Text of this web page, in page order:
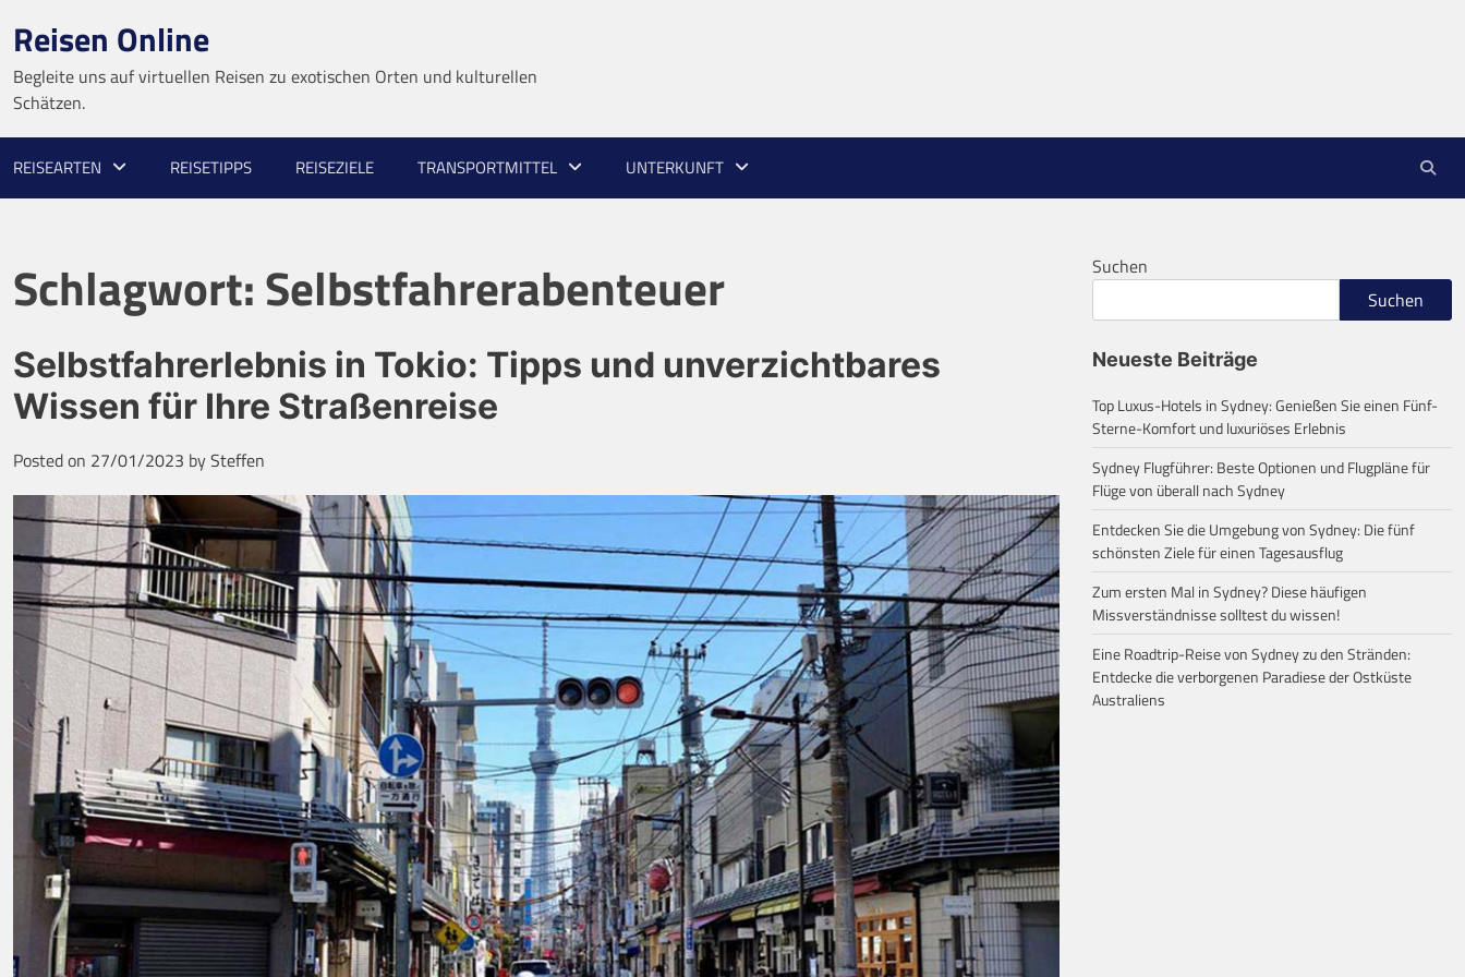
content
Reisen Online
Begleite uns auf virtuellen Reisen zu exotischen Orten und kulturellen
Schätzen.
REISEARTEN REISETIPPS REISEZIELE TRANSPORTMITTEL UNTERKUNFT
Schlagwort:Selbstfahrerabenteuer
Selbstfahrerlebnis in Tokio: Tipps und unverzichtbares
Wissen für Ihre Straßenreise
Posted on 27/01/2023 bySteffen
Suchen
Suchen
Neueste Beiträge
Top Luxus-Hotels in Sydney: Genießen Sie einen Fünf-
Sterne-Komfort und luxuriöses Erlebnis
Sydney Flugführer: Beste Optionen und Flugpläne für
Flüge von überall nach Sydney
Entdecken Sie die Umgebung von Sydney: Die fünf
schönsten Ziele für einen Tagesausflug
Zum ersten Mal in Sydney? Diese häufigen
Missverständnisse solltest du wissen!
Eine Roadtrip-Reise von Sydney zu den Stränden:
Entdecke die verborgenen Paradiese der Ostküste
Australiens